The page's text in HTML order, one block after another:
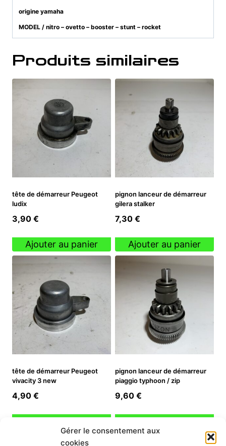
Gérer le consentement aux
cookies
origine yamaha
MODEL / nitro – ovetto – booster – stunt – rocket
Produits similaires
tête de démarreur Peugeot
ludix
3,90 €
Ajouter au panier
pignon lanceur de démarreur
gilera stalker
7,30 €
Ajouter au panier
tête de démarreur Peugeot
vivacity 3 new
4,90 €
pignon lanceur de démarreur
piaggio typhoon / zip
9,60 €